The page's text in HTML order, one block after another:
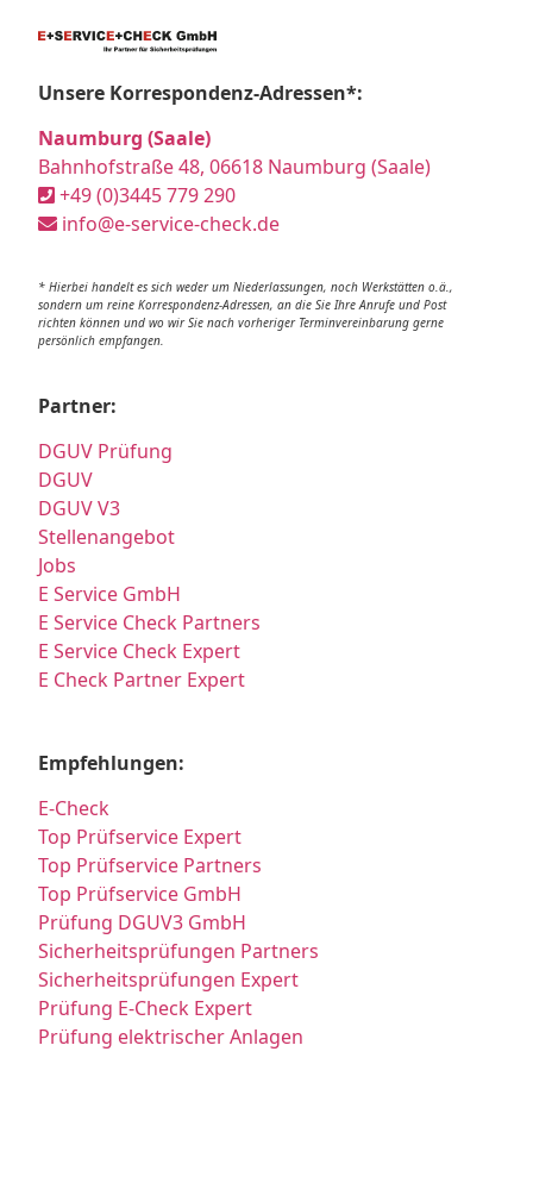
Unsere Korrespondenz-Adressen*:
Naumburg (Saale)
Bahnhofstraße 48, 06618 Naumburg (Saale)
+49 (0)3445 779 290
info@e-service-check.de
* Hierbei handelt es sich weder um Niederlassungen, noch Werkstätten o.ä.,
sondern um reine Korrespondenz-Adressen, an die Sie Ihre Anrufe und Post
richten können und wo wir Sie nach vorheriger Terminvereinbarung gerne
persönlich empfangen.
Partner:
DGUV Prüfung
DGUV
DGUV V3
Stellenangebot
Jobs
E Service GmbH
E Service Check Partners
E Service Check Expert
E Check Partner Expert
Empfehlungen:
E-Check
Top Prüfservice Expert
Top Prüfservice Partners
Top Prüfservice GmbH
Prüfung DGUV3 GmbH
Sicherheitsprüfungen Partners
Sicherheitsprüfungen Expert
Prüfung E-Check Expert
Prüfung elektrischer Anlagen